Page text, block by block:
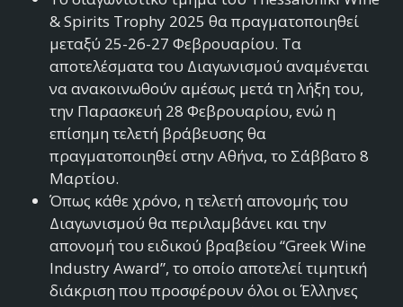
& Spirits Trophy 2025 θα πραγματοποιηθεί
μεταξύ 25-26-27 Φεβρουαρίου. Τα
αποτελέσματα του Διαγωνισμού αναμένεται
να ανακοινωθούν αμέσως μετά τη λήξη του,
την Παρασκευή 28 Φεβρουαρίου, ενώ η
επίσημη τελετή βράβευσης θα
πραγματοποιηθεί στην Αθήνα, το Σάββατο 8
Μαρτίου.
Όπως κάθε χρόνο, η τελετή απονομής του
Διαγωνισμού θα περιλαμβάνει και την
απονομή του ειδικού βραβείου “Greek Wine
Industry Award”, το οποίο αποτελεί τιμητική
διάκριση που προσφέρουν όλοι οι Έλληνες